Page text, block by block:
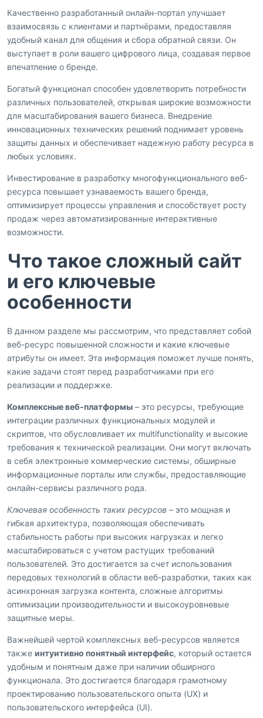
Качественно разработанный онлайн-портал улучшает
взаимосвязь с клиентами и партнёрами, предоставляя
удобный канал для общения и сбора обратной связи. Он
выступает в роли вашего цифрового лица, создавая первое
впечатление о бренде.
Богатый функционал способен удовлетворить потребности
различных пользователей, открывая широкие возможности
для масштабирования вашего бизнеса. Внедрение
инновационных технических решений поднимает уровень
защиты данных и обеспечивает надежную работу ресурса в
любых условиях.
Инвестирование в разработку многофункционального веб-
ресурса повышает узнаваемость вашего бренда,
оптимизирует процессы управления и способствует росту
продаж через автоматизированные интерактивные
возможности.
Что такое сложный сайт
и его ключевые
особенности
В данном разделе мы рассмотрим, что представляет собой
веб-ресурс повышенной сложности и какие ключевые
атрибуты он имеет. Эта информация поможет лучше понять,
какие задачи стоят перед разработчиками при его
реализации и поддержке.
Комплексные веб-платформы – это ресурсы, требующие
интеграции различных функциональных модулей и
скриптов, что обусловливает их multifunctionality и высокие
требования к технической реализации. Они могут включать
в себя электронные коммерческие системы, обширные
информационные порталы или службы, предоставляющие
онлайн-сервисы различного рода.
Ключевая особенность таких ресурсов – это мощная и
гибкая архитектура, позволяющая обеспечивать
стабильность работы при высоких нагрузках и легко
масштабироваться с учетом растущих требований
пользователей. Это достигается за счет использования
передовых технологий в области веб-разработки, таких как
асинхронная загрузка контента, сложные алгоритмы
оптимизации производительности и высокоуровневые
защитные меры.
Важнейшей чертой комплексных веб-ресурсов является
также интуитивно понятный интерфейс, который остается
удобным и понятным даже при наличии обширного
функционала. Это достигается благодаря грамотному
проектированию пользовательского опыта (UX) и
пользовательского интерфейса (UI).